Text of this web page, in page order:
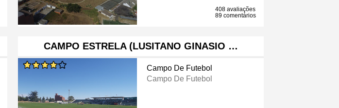
408 avaliações
89 comentários
CAMPO ESTRELA (LUSITANO GINASIO …
Campo De Futebol
Campo De Futebol